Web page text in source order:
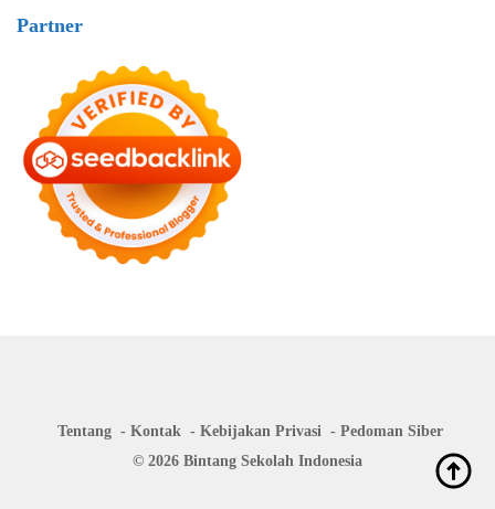
Partner
Tentang Kontak Kebijakan Privasi
Pedoman Siber
© 2026 Bintang Sekolah Indonesia